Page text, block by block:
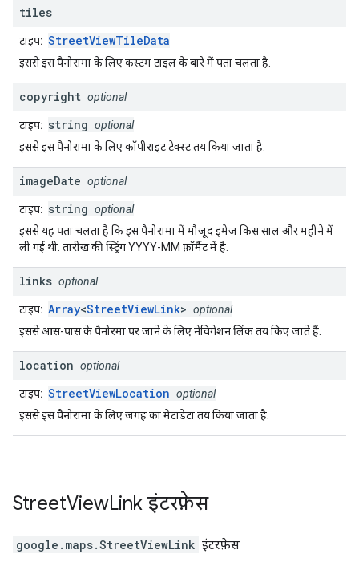
tiles
टाइप: StreetViewTileData
इससे इस पैनोरामा के लिए कस्टम टाइल के बारे में पता चलता है.
copyright optional
टाइप: string optional
इससे इस पैनोरामा के लिए कॉपीराइट टेक्स्ट तय किया जाता है.
imageDate optional
टाइप: string optional
इससे यह पता चलता है कि इस पैनोरामा में मौजूद इमेज किस साल और महीने में
ली गई थी. तारीख की स्ट्रिंग YYYY-MM फ़ॉर्मैट में है.
links optional
टाइप: Array<StreetViewLink> optional
इससे आस-पास के पैनोरमा पर जाने के लिए नेविगेशन लिंक तय किए जाते हैं.
location optional
टाइप: StreetViewLocation optional
इससे इस पैनोरामा के लिए जगह का मेटाडेटा तय किया जाता है.
StreetViewLink इंटरफ़ेस
google.maps.StreetViewLink इंटरफ़ेस